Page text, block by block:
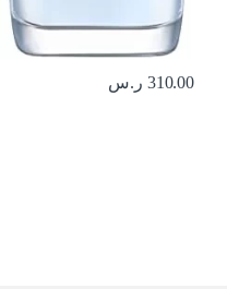
310.00 ر.س